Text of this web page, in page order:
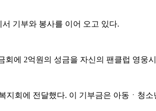
기부와 봉사를 이어 오고 있다.
에 2억원의 성금을 자신의 팬클럽 영웅
회에 전달했다. 이 기부금은 아동ㆍ청